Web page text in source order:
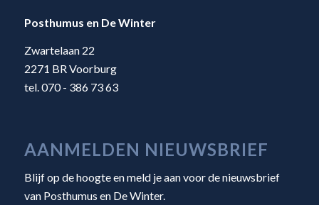
Posthumus en De Winter
Zwartelaan 22
2271 BR Voorburg
tel. 070 - 386 73 63
AANMELDEN NIEUWSBRIEF
Blijf op de hoogte en meld je aan voor de nieuwsbrief
van Posthumus en De Winter.